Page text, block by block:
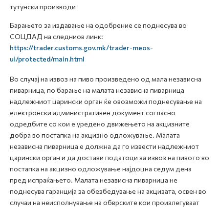
тутунски производи
Барањето за издавање на одобрение се поднесува во
СОЦДАД на следниов линк:
https://trader.customs.gov.mk/trader-meos-
ui/protected/main.html
Во случај на извоз на пиво произведено од мала независна
пиварница, по барање на малата независна пиварница
надлежниот царински орган ќе овозможи поднесување на
електронски административен документ согласно
одредбите со кои е уредено движењето на акцизните
добра во постапка на акцизно одложување. Малата
независна пиварница е должна да го извести надлежниот
царински орган и да достави податоци за извоз на пивото во
постапка на акцизно одложување најдоцна седум дена
пред испраќањето. Малата независна пиварница не
поднесува гаранција за обезбедување на акцизата, освен во
случаи на неисполнување на обврските кои произлегуваат